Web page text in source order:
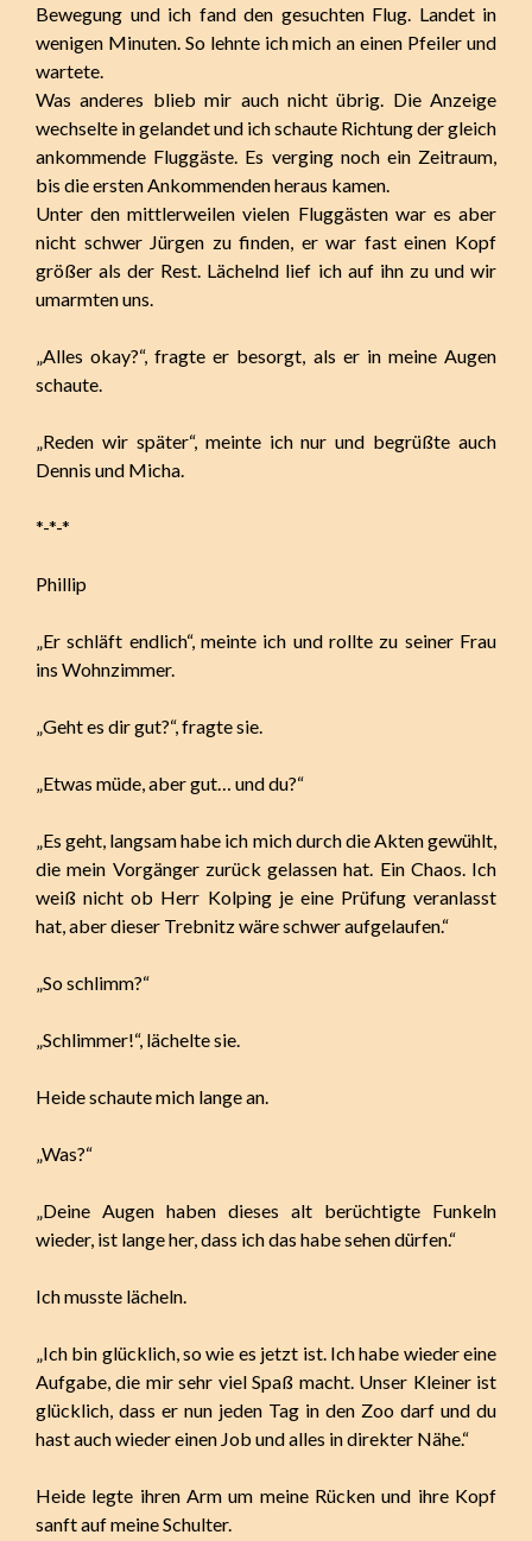
Bewegung und ich fand den gesuchten Flug. Landet in
wenigen Minuten. So lehnte ich mich an einen Pfeiler und
wartete.
Was anderes blieb mir auch nicht übrig. Die Anzeige
wechselte in gelandet und ich schaute Richtung der gleich
ankommende Fluggäste. Es verging noch ein Zeitraum,
bis die ersten Ankommenden heraus kamen.
Unter den mittlerweilen vielen Fluggästen war es aber
nicht schwer Jürgen zu finden, er war fast einen Kopf
größer als der Rest. Lächelnd lief ich auf ihn zu und wir
umarmten uns.
„Alles okay?“, fragte er besorgt, als er in meine Augen
schaute.
„Reden wir später“, meinte ich nur und begrüßte auch
Dennis und Micha.
*-*-*
Phillip
„Er schläft endlich“, meinte ich und rollte zu seiner Frau
ins Wohnzimmer.
„Geht es dir gut?“, fragte sie.
„Etwas müde, aber gut… und du?“
„Es geht, langsam habe ich mich durch die Akten gewühlt,
die mein Vorgänger zurück gelassen hat. Ein Chaos. Ich
weiß nicht ob Herr Kolping je eine Prüfung veranlasst
hat, aber dieser Trebnitz wäre schwer aufgelaufen.“
„So schlimm?“
„Schlimmer!“, lächelte sie.
Heide schaute mich lange an.
„Was?“
„Deine Augen haben dieses alt berüchtigte Funkeln
wieder, ist lange her, dass ich das habe sehen dürfen.“
Ich musste lächeln.
„Ich bin glücklich, so wie es jetzt ist. Ich habe wieder eine
Aufgabe, die mir sehr viel Spaß macht. Unser Kleiner ist
glücklich, dass er nun jeden Tag in den Zoo darf und du
hast auch wieder einen Job und alles in direkter Nähe.“
Heide legte ihren Arm um meine Rücken und ihre Kopf
sanft auf meine Schulter.